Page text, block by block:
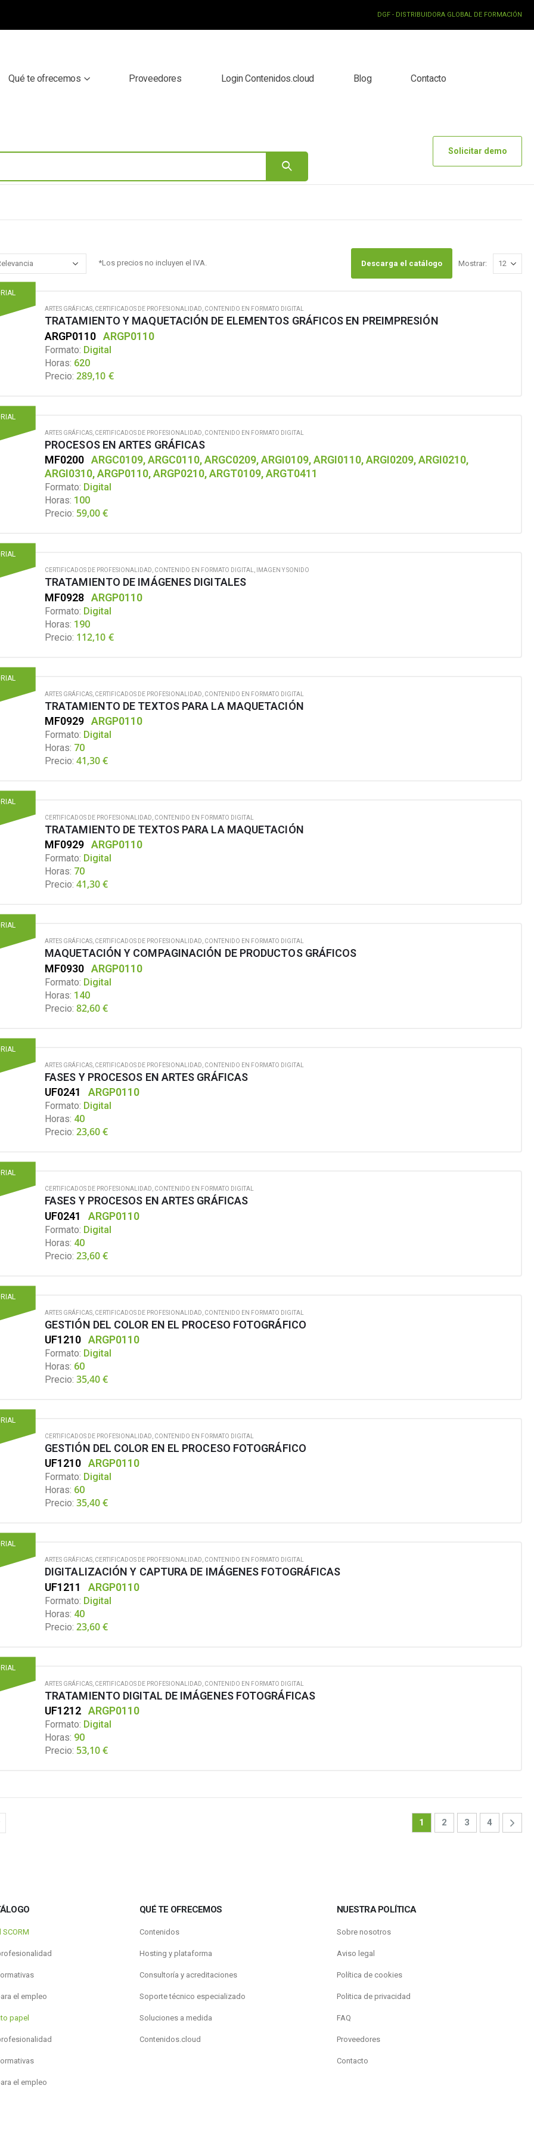
DGF - DISTRIBUIDORA GLOBAL DE FORMACIÓN
Qué te ofrecemos Proveedores Login Contenidos.cloud Blog Contacto
Solicitar demo
*Los precios no incluyen el IVA. Descarga el catálogo Mostrar:
ARTES GRÁFICAS, CERTIFICADOS DE PROFESIONALIDAD, CONTENIDO EN FORMATO DIGITAL
TRATAMIENTO Y MAQUETACIÓN DE ELEMENTOS GRÁFICOS EN PREIMPRESIÓN
ARGP0110 ARGP0110
Formato: Digital
Horas: 620
Precio: 289,10 €
ARTES GRÁFICAS CERTIFICADOS DE PROFESIONALIDAD CONTENIDO EN FORMATO DIGITAL
PROCESOS EN ARTES GRÁFICAS
MF0200 ARGC0109, ARGC0110, ARGC0209, ARGI0109, ARGI0110, ARGI0209, ARGI0210,
ARGI0310, ARGP0110, ARGP0210, ARGT0109, ARGT0411
Formato: Digital
Horas: 100
Precio: 59,00€
CERTIFICADOS DE PROFESIONALIDAD CONTENIDO EN FORMATO DIGITAL IMAGEN Y SONIDO
TRATAMIENTO DE IMÁGENES DIGITALES
MF0928 ARGP0110
Formato: Digital
Horas: 190
Precio: 112,10 €
ARTES GRÁFICAS CERTIFICADOS DE PROFESIONALIDAD CONTENIDO EN FORMATO DIGITAL
TRATAMIENTO DE TEXTOS PARA LA MAQUETACIÓN
MF0929 ARGP0110
Formato: Digital
Horas: 70
Precio: 41,30€
CERTIFICADOS DE PROFESIONALIDAD CONTENIDO EN FORMATO DIGITAL
TRATAMIENTO DE TEXTOS PARA LA MAQUETACIÓN
MF0929 ARGP0110
Formato: Digital
Horas: 70
Precio: 41,30€
ARTES GRÁFICAS, CERTIFICADOS DE PROFESIONALIDAD, CONTENIDO EN FORMATO DIGITAL
MAQUETACIÓN Y COMPAGINACIÓN DE PRODUCTOS GRÁFICOS
MF0930 ARGP0110
Formato: Digital
Horas: 140
Precio: 82,60€
ARTES GRÁFICAS CERTIFICADOS DE PROFESIONALIDAD CONTENIDO EN FORMATO DIGITAL
FASES Y PROCESOS EN ARTES GRÁFICAS
UF0241
ARGP0110
Formato: Digital
Horas: 40
Precio: 23,60€
CERTIFICADOS DE PROFESIONALIDAD CONTENIDO EN FORMATO DIGITAL
FASES Y PROCESOS EN ARTES GRÁFICAS
UF0241
ARGP0110
Formato: Digital
Horas: 40
Precio: 23,60€
ARTES GRÁFICAS CERTIFICADOS DE PROFESIONALIDAD CONTENIDO EN FORMATO DIGITAL
GESTIÓN DEL COLOR EN EL PROCESO FOTOGRÁFICO
UF1210 ARGP0110
Formato: Digital
Horas: 60
Precio: 35,40€
CERTIFICADOS DE PROFESIONALIDAD CONTENIDO EN FORMATO DIGITAL
GESTIÓN DEL COLOR EN EL PROCESO FOTOGRÁFICO
UF1210 ARGP0110
Formato: Digital
Horas: 60
Precio: 35,40€
ARTES GRÁFICAS, CERTIFICADOS DE PROFESIONALIDAD, CONTENIDO EN FORMATO DIGITAL
DIGITALIZACIÓN Y CAPTURA DE IMÁGENES FOTOGRÁFICAS
UF1211
ARGP0110
Formato: Digital
Horas: 40
Precio: 23,60€
ARTES GRÁFICAS CERTIFICADOS DE PROFESIONALIDAD CONTENIDO EN FORMATO DIGITAL
TRATAMIENTO DIGITAL DE IMÁGENES FOTOGRÁFICAS
UF1212 ARGP0110
Formato: Digital
Horas: 90
Precio: 53,10€
1 2 3 4
el empleo
papel
el empleo
QUÉ TE OFRECEMOS
Contenidos
Hosting y plataforma
Consultoría y acreditaciones
Soporte técnico especializado
Soluciones a medida
Contenidos.cloud
NUESTRA POLÍTICA
Sobre nosotros
Aviso legal
Política de cookies
Politica de privacidad
FAQ
Proveedores
Contacto